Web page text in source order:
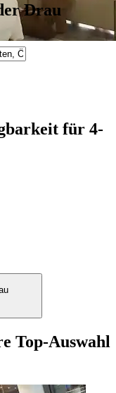
Drau
für 4-
Top-Auswahl